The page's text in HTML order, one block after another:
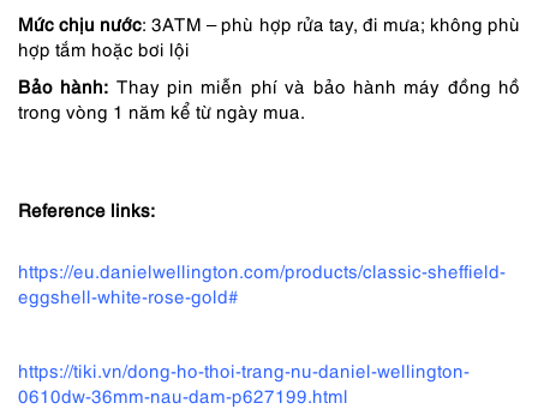
Mức chịu nước: 3ATM – phù hợp rửa tay, đi mưa; không phù
hợp tắm hoặc bơi lội
Bảo hành: Thay pin miễn phí và bảo hành máy đồng hồ
trong vòng 1 năm kể từ ngày mua.
Reference links:
https://eu.danielwellington.com/products/classic-sheffield-
eggshell-white-rose-gold#
https://tiki.vn/dong-ho-thoi-trang-nu-daniel-wellington-
0610dw-36mm-nau-dam-p627199.html